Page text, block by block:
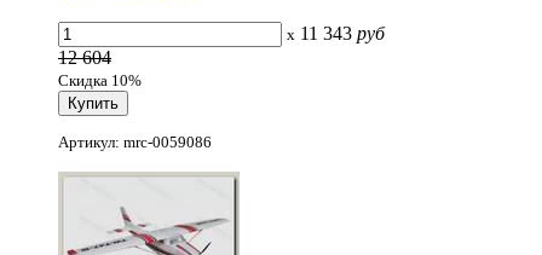
x 11 343 руб
12 604
Скидка 10%
Артикул: mrc-0059086